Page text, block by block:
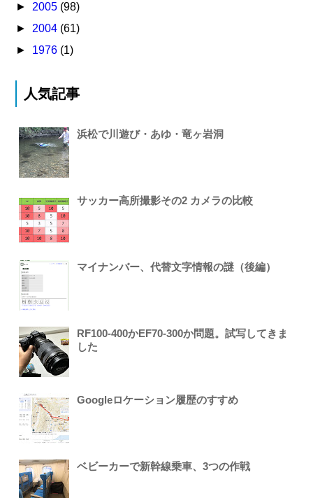
► 2005 (98)
► 2004 (61)
► 1976 (1)
人気記事
浜松で川遊び・あゆ・竜ヶ岩洞
サッカー高所撮影その2 カメラの比較
マイナンバー、代替文字情報の謎（後編）
RF100-400かEF70-300か問題。試写してきま
した
Googleロケーション履歴のすすめ
ベビーカーで新幹線乗車、3つの作戦